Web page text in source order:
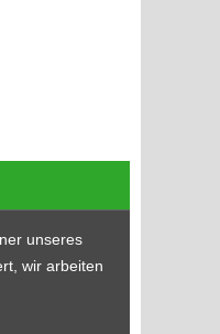
unseres
wir arbeiten